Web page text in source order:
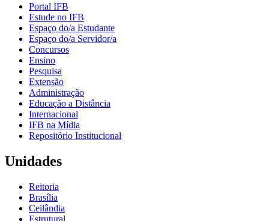
Portal IFB
Estude no IFB
Espaço do/a Estudante
Espaço do/a Servidor/a
Concursos
Ensino
Pesquisa
Extensão
Administração
Educação a Distância
Internacional
IFB na Mídia
Repositório Institucional
Unidades
Reitoria
Brasília
Ceilândia
Estrutural